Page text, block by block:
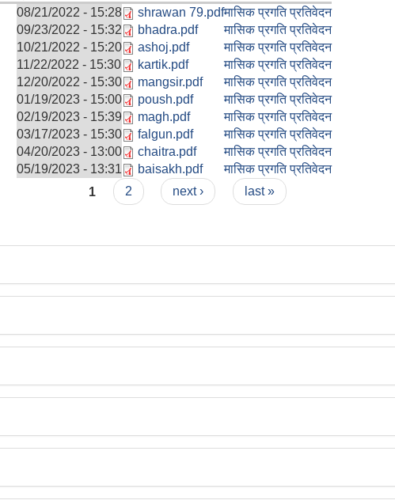
08/21/2022 - 15:28 shrawan 79.pdfमासिक प्रगति प्रतिवेदन
09/23/2022 - 15:32 bhadra.pdf मासिक प्रगति प्रतिवेदन
10/21/2022 - 15:20 ashoj.pdf मासिक प्रगति प्रतिवेदन
11/22/2022 - 15:30 kartik.pdf मासिक प्रगति प्रतिवेदन
12/20/2022 - 15:30 mangsir.pdf मासिक प्रगति प्रतिवेदन
01/19/2023 - 15:00 poush.pdf मासिक प्रगति प्रतिवेदन
02/19/2023 - 15:39 magh.pdf मासिक प्रगति प्रतिवेदन
03/17/2023 - 15:30 falgun.pdf मासिक प्रगति प्रतिवेदन
04/20/2023 - 13:00 chaitra.pdf मासिक प्रगति प्रतिवेदन
05/19/2023 - 13:31 baisakh.pdf मासिक प्रगति प्रतिवेदन
1 2 next › last »